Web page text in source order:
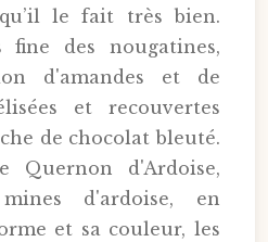
le fait très bien.
des nougatines,
d'amandes et de
et recouvertes
de chocolat bleuté.
Quernon d'Ardoise,
d'ardoise, en
et sa couleur, les